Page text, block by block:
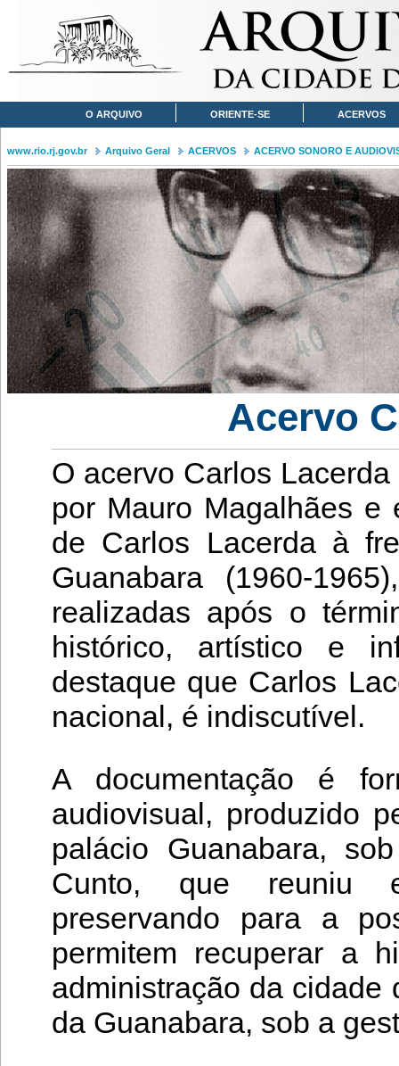
O ARQUIVO ORIENTE-SE ACERVOS
www.rio.rj.gov.br Arquivo Geral ACERVOS ACERVO SONORO E
Acervo
O acervo Carlos
por Mauro Magalhães
de Carlos Lacerda à
Guanabara (1960-
realizadas após o
histórico, artístico e
destaque que Carlos
nacional, é indiscutível.
A documentação é
audiovisual, produzido
palácio Guanabara,
Cunto, que reuniu e
preservando para a
permitem recuperar a
administração da cidade
da Guanabara, sob a